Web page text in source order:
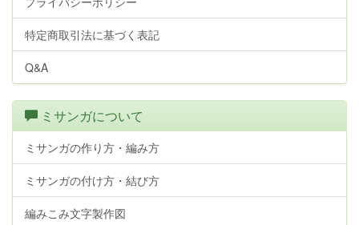
特定商取引法に基づく表記
Q&A
ミサンガについて
ミサンガの作り方・編み方
ミサンガの付け方・結び方
編みこみ文字製作図